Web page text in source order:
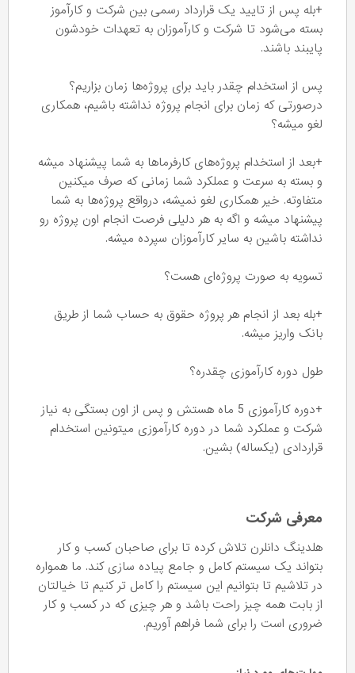
+بله پس از تایید یک قرارداد رسمی بین شرکت و کارآموز
بسته می‌شود تا شرکت و کارآموزان به تعهدات خودشون
پایبند باشند.
پس از استخدام چقدر باید برای پروژه‌ها زمان بزاریم؟
درصورتی که زمان برای انجام پروژه نداشته باشیم، همکاری
لغو میشه؟
+بعد از استخدام پروژه‌های کارفرماها به شما پیشنهاد میشه
و بسته به سرعت و عملکرد شما زمانی که صرف میکنین
متفاوته. خیر همکاری لغو نمیشه، درواقع پروژه‌ها به شما
پیشنهاد میشه و اگه به هر دلیلی فرصت انجام اون پروژه رو
نداشته باشین به سایر کارآموزان سپرده میشه.
تسویه به صورت پروژه‌ای هست؟
+بله بعد از انجام هر پروژه حقوق به حساب شما از طریق
بانک واریز میشه.
طول دوره کارآموزی چقدره؟
+دوره کارآموزی 5 ماه هستش و پس از اون بستگی به نیاز
شرکت و عملکرد شما در دوره کارآموزی میتونین استخدام
قراردادی (یکساله) بشین.
معرفی شرکت
هلدینگ دانلرن تلاش کرده تا برای صاحبان کسب و کار
بتواند یک سیستم کامل و جامع پیاده سازی کند. ما همواره
در تلاشیم تا بتوانیم این سیستم را کامل تر کنیم تا خیالتان
از بابت همه چیز راحت باشد و هر چیزی که در کسب و کار
ضروری است را برای شما فراهم آوریم.